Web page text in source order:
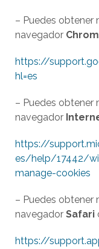
– Puedes obtener
navegador
https://
hl=es
– Puedes obtener
navegador
https://
es/help/17442/
manage-cookies
– Puedes obtener
navegador Safari
https://